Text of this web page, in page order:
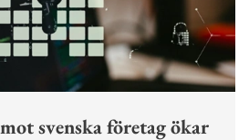
svenska företag ökar